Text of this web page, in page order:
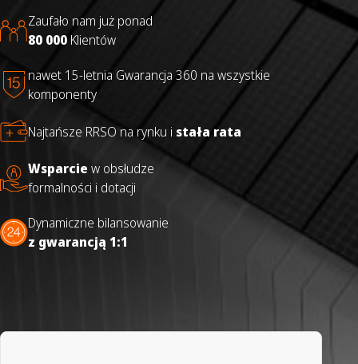
Zaufało nam już ponad
80 000 Klientów
nawet 15-letnia Gwarancja 360 na wszystkie
komponenty
Najtańsze RRSO na rynku i stała rata
Wsparcie w obsłudze
formalności i dotacji
Dynamiczne bilansowanie
z gwarancją 1:1